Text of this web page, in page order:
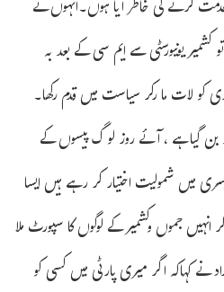
کرنے کی خاطر آیا ہوں۔انہوں نے
یونیورسٹی سے ایم سی کے بعد بہ
کو لات ما رکر سیاست میں قدم رکھا۔
بن گیا ہے ، آئے روز لو گ پیسوں کے
میں شمولیت اختیار کر رہے ہیں ایسا
جموں وکشمیر کے لوگوں کا سپورٹ ملا
نے کہاکہ اگر میری پارٹی میں کسی کو